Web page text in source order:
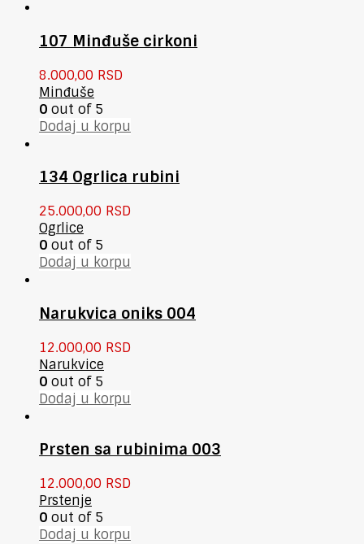
107 Minđuše cirkoni
8.000,00 RSD
Minđuše
0 out of 5
Dodaj u korpu
134 Ogrlica rubini
25.000,00 RSD
Ogrlice
0 out of 5
Dodaj u korpu
Narukvica oniks 004
12.000,00 RSD
Narukvice
0 out of 5
Dodaj u korpu
Prsten sa rubinima 003
12.000,00 RSD
Prstenje
0 out of 5
Dodaj u korpu